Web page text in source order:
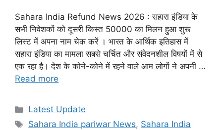
Sahara India Refund News 2026 : सहारा इंडिया के
सभी निवेशकों को दूसरी किस्त 50000 का मिलन हुआ शुरू
लिस्ट में अपना नाम चेक करें । भारत के आर्थिक इतिहास में
सहारा इंडिया का मामला सबसे चर्चित और संवेदनशील विषयों में से
एक रहा है। देश के कोने-कोने में रहने वाले आम लोगों ने अपनी …
Read more
Categories
Latest Update
Tags
Sahara India pariwar News, Sahara India